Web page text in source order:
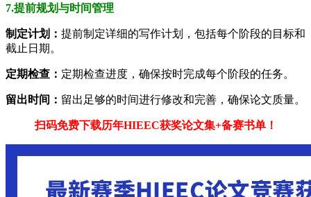
7.提前规划与时间管理
制定计划： 提前制定详细的写作计划，包括每个阶段的目标和
截止日期。
定期检查： 定期检查进度，确保按时完成每个阶段的任务。
留出时间： 留出足够的时间进行修改和完善，确保论文质量。
扫码免费下载历年HIEEC获奖论文集+备赛书单！